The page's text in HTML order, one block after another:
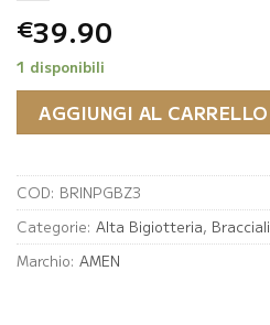
€39.90
1 disponibili
AGGIUNGI AL CARRELLO
COD: BRINPGBZ3
Categorie: Alta Bigiotteria, Bracciali
Marchio: AMEN